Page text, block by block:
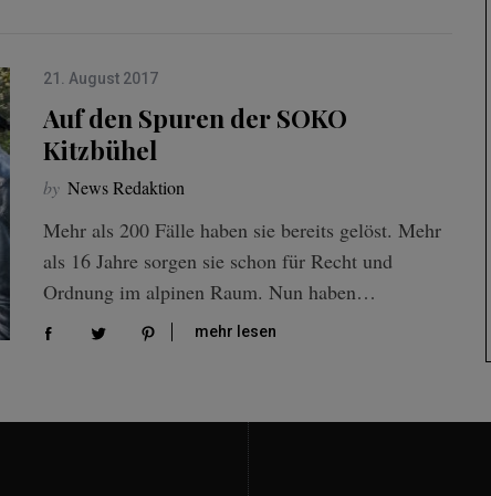
21. August 2017
Auf den Spuren der SOKO
Kitzbühel
by News Redaktion
Mehr als 200 Fälle haben sie bereits gelöst. Mehr
als 16 Jahre sorgen sie schon für Recht und
Ordnung im alpinen Raum. Nun haben…
mehr lesen